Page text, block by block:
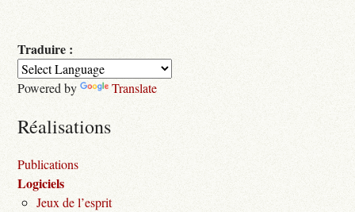
Traduire :
Powered by Translate
Réalisations
Publications
Logiciels
Jeux de l’esprit